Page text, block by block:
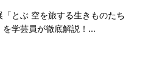
「とぶ 空を旅する生きものたち
を学芸員が徹底解説！...